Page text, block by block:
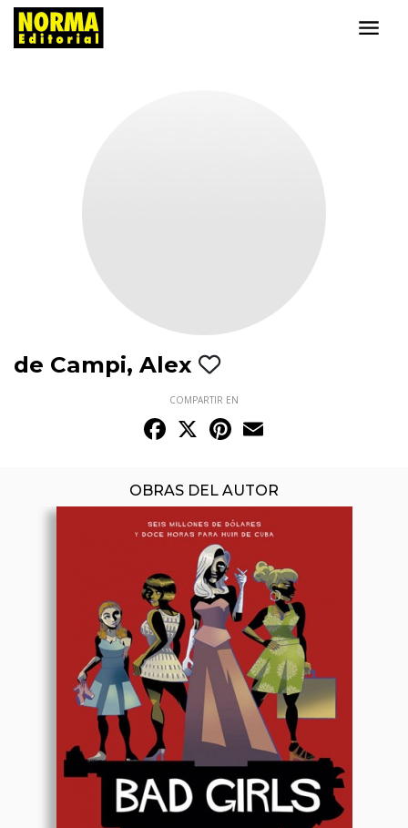
de Campi, Alex
COMPARTIR EN
Facebook
X Pinterest
OBRAS DEL AUTOR